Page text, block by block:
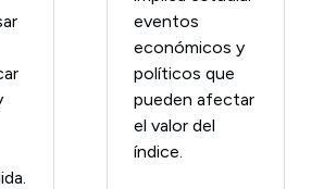
eventos
económicos y
políticos que
pueden afectar
el valor del
índice.